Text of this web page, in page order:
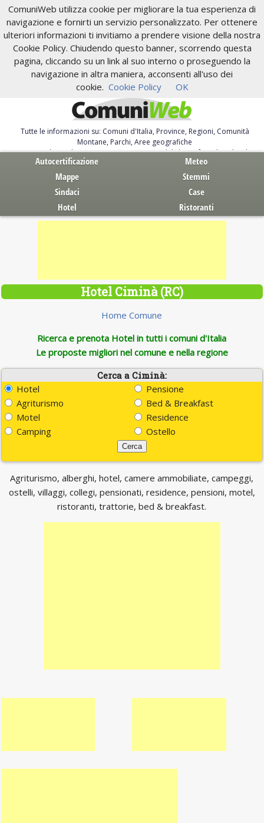
ComuniWeb utilizza cookie per migliorare la tua esperienza di
navigazione e fornirti un servizio personalizzato. Per ottenere
ulteriori informazioni ti invitiamo a prendere visione della nostra
Cookie Policy. Chiudendo questo banner, scorrendo questa
pagina, cliccando su un link al suo interno o proseguendo la
navigazione in altra maniera, acconsenti all'uso dei
cookie. Cookie Policy OK
Tutte le informazioni su: Comuni d'Italia, Province, Regioni, Comunità
Montane, Parchi, Aree geografiche
Servizi al Cittadino. Autocertificazione, moduli, leggi, free download
Autocertificazione
Meteo
Mappe
Stemmi
Sindaci
Case
Hotel
Ristoranti
Hotel Ciminà (RC)
Home Comune
Ricerca e prenota Hotel in tutti i comuni d'Italia
Le proposte migliori nel comune e nella regione
Cerca a Ciminà:
Hotel
Pensione
Agriturismo
Bed & Breakfast
Motel
Residence
Camping
Ostello
Agriturismo, alberghi, hotel, camere ammobiliate, campeggi,
ostelli, villaggi, collegi, pensionati, residence, pensioni, motel,
ristoranti, trattorie, bed & breakfast.